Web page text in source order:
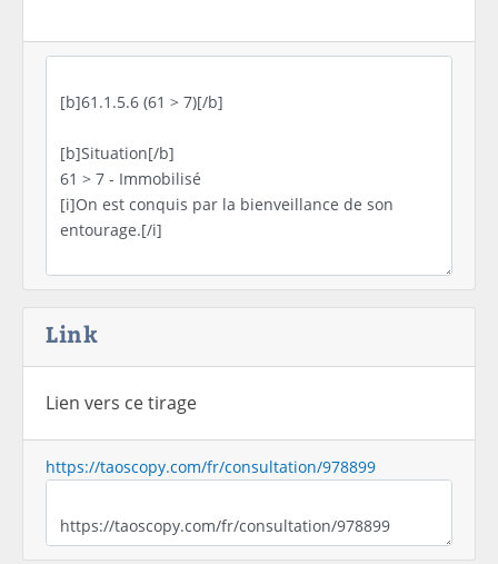
Link
Lien vers ce tirage
https://taoscopy.com/fr/consultation/978899